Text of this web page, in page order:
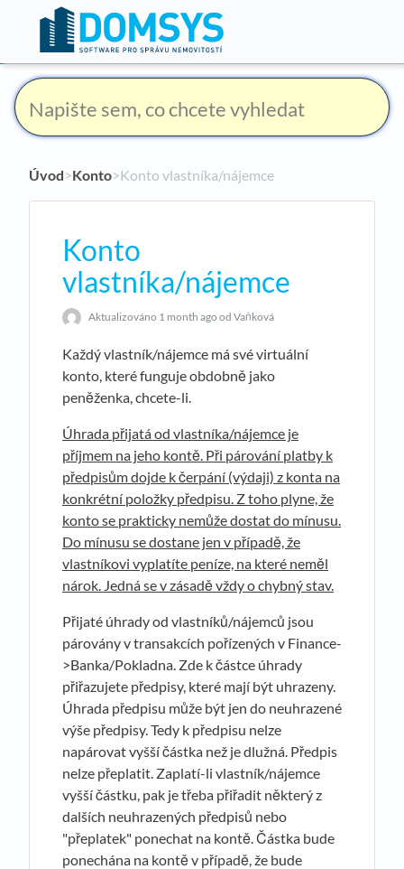
Úvod​>​Konto​>​ Konto vlastníka/nájemce
Konto
vlastníka/nájemce
Aktualizováno 1 month ago od Vaňková
Každý vlastník/nájemce má své virtuální
konto, které funguje obdobně jako
peněženka, chcete-li.
Úhrada přijatá od vlastníka/nájemce je
příjmem na jeho kontě. Při párování platby k
předpisům dojde k čerpání (výdaji) z konta na
konkrétní položky předpisu. Z toho plyne, že
konto se prakticky nemůže dostat do mínusu.
Do mínusu se dostane jen v případě, že
vlastníkovi vyplatíte peníze, na které neměl
nárok. Jedná se v zásadě vždy o chybný stav.
Přijaté úhrady od vlastníků/nájemců jsou
párovány v transakcích pořízených v Finance-
>Banka/Pokladna. Zde k částce úhrady
přiřazujete předpisy, které mají být uhrazeny.
Úhrada předpisu může být jen do neuhrazené
výše předpisy. Tedy k předpisu nelze
napárovat vyšší částka než je dlužná. Předpis
nelze přeplatit. Zaplatí-li vlastník/nájemce
vyšší částku, pak je třeba přiřadit některý z
dalších neuhrazených předpisů nebo
"přeplatek" ponechat na kontě. Částka bude
ponechána na kontě v případě, že bude